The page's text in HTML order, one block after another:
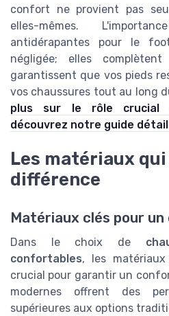
confort ne provient pas
elles-mêmes.
antidérapantes pour le
négligée; elles
garantissent que vos pieds
vos chaussures tout au long
plus sur le rôle crucial
découvrez notre guide
Les matériaux
différence
Matériaux clés pour
Dans le choix de
confortables, les
crucial pour garantir un
modernes offrent des
supérieures aux options